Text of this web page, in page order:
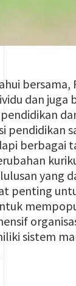
dan juga
pendidikan
berbagai
yang
penting
sistem